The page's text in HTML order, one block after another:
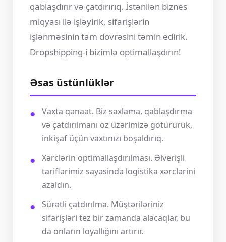
qablaşdırır və çatdırırıq. İstənilən biznes
miqyası ilə işləyirik, sifarişlərin
işlənməsinin tam dövrəsini təmin edirik.
Dropshipping-i bizimlə optimallaşdırın!
Əsas üstünlüklər
Vaxta qənaət. Biz saxlama, qablaşdırma
və çatdırılmanı öz üzərimizə götürürük,
inkişaf üçün vaxtınızı boşaldırıq.
Xərclərin optimallaşdırılması. Əlverişli
tariflərimiz sayəsində logistika xərclərini
azaldın.
Sürətli çatdırılma. Müştəriləriniz
sifarişləri tez bir zamanda alacaqlar, bu
da onların loyallığını artırır.